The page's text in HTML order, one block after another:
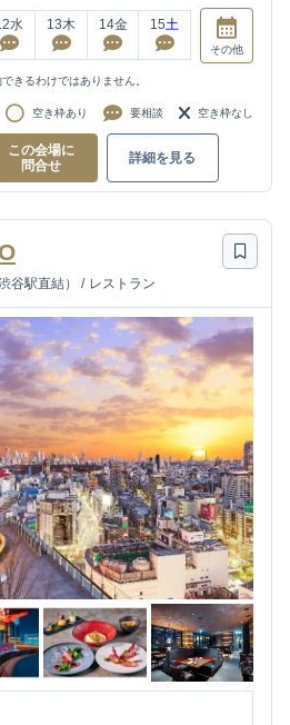
水 13木 14金 15土
その他
きるわけではありません。
空き枠あり 要相談 空き枠なし
この会場に
問合せ
詳細を見る
谷駅直結） / レストラン